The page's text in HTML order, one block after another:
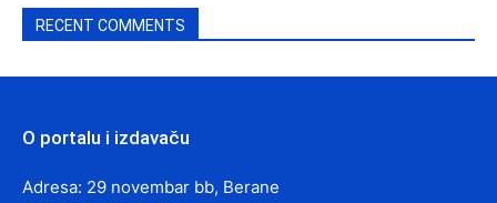
RECENT COMMENTS
O portalu i izdavaču
Adresa: 29 novembar bb, Berane